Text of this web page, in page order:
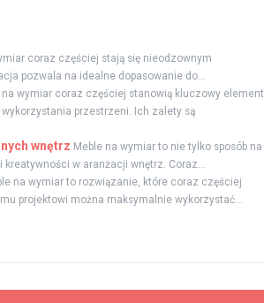
coraz częściej stają się nieodzownym
pozwala na idealne dopasowanie do...
na wymiar coraz częściej stanowią kluczowy element
przestrzeni. Ich zalety są
wnętrz Meble na wymiar to nie tylko sposób na
w aranżacji wnętrz. Coraz...
na wymiar to rozwiązanie, które coraz częściej
projektowi można maksymalnie wykorzystać...